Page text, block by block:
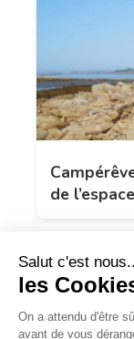
de l’espace
CARTE